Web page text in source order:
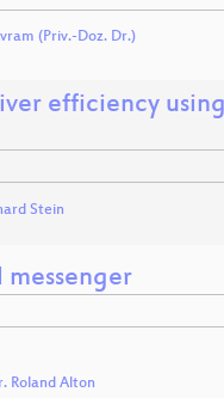
(Priv.-Doz. Dr.)
efficiency
Stein
messenger
Roland Alton